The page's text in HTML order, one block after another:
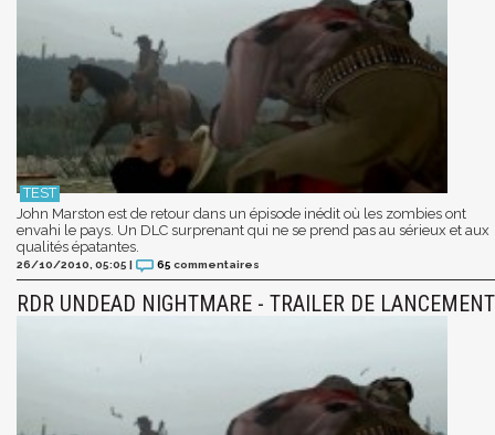
John Marston est de retour dans un épisode inédit où les zombies ont
envahi le pays. Un DLC surprenant qui ne se prend pas au sérieux et aux
qualités épatantes.
26/10/2010, 05:05 | 65 commentaires
RDR UNDEAD NIGHTMARE - TRAILER DE LANCEMENT